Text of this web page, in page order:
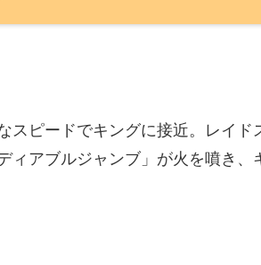
スピードでキングに接近。レイド
ィアブルジャンブ」が火を噴き、